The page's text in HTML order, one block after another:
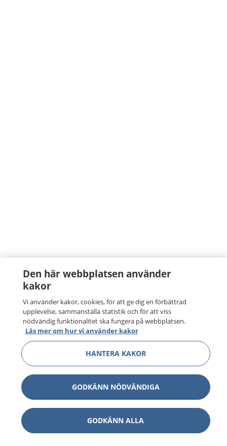
Den här webbplatsen använder
kakor
Vi använder kakor, cookies, för att ge dig en förbättrad
upplevelse, sammanställa statistik och för att viss
nödvändig funktionalitet ska fungera på webbplatsen.
Läs mer om hur vi använder kakor
HANTERA KAKOR
GODKÄNN NÖDVÄNDIGA
GODKÄNN ALLA